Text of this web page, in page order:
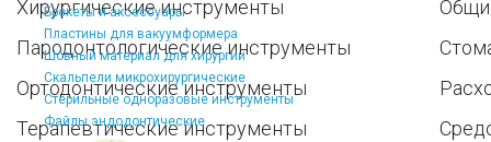
Брекеты и аксессуары
Пластины для вакуумформера
Шовный материал для хирургии
Скальпели микрохирургические
Стерильные одноразовые инструменты
Файлы эндодонтические
Хирургические инструменты
Пародонтологические инструменты
Ортодонтические инструменты
Терапевтические инструменты